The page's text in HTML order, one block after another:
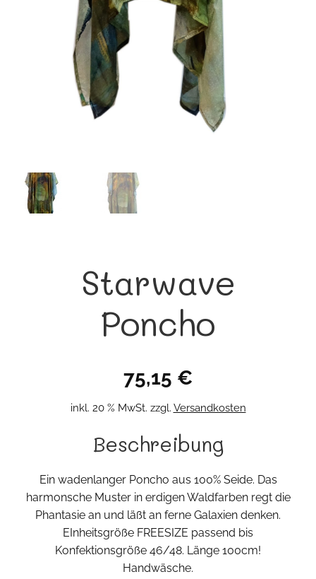
Starwave
Poncho
75,15 €
inkl. 20 % MwSt. zzgl. Versandkosten
Beschreibung
Ein wadenlanger Poncho aus 100% Seide. Das
harmonsche Muster in erdigen Waldfarben regt die
Phantasie an und läßt an ferne Galaxien denken.
EInheitsgröße FREESIZE passend bis
Konfektionsgröße 46/48. Länge 100cm!
Handwäsche.